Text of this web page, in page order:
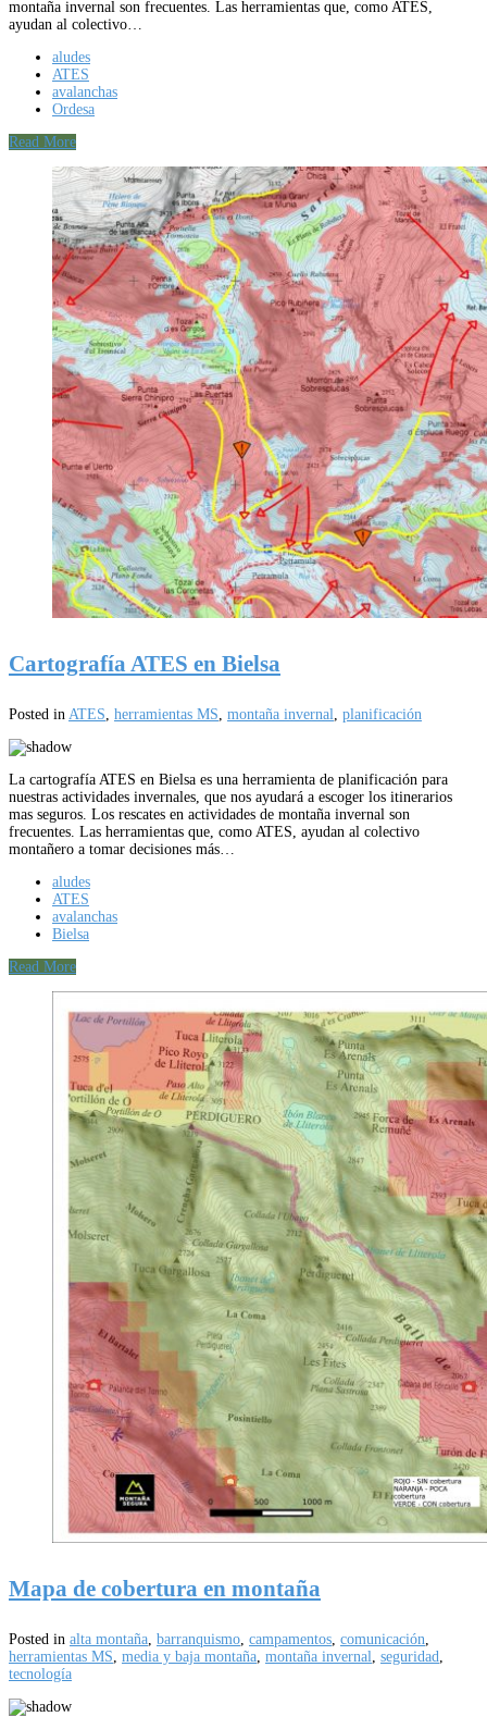
montaña invernal son frecuentes. Las herramientas que, como ATES,
ayudan al colectivo…
aludes
ATES
avalanchas
Ordesa
Read More
Cartografía ATES en Bielsa
Posted in ATES herramientas MS montaña invernal planificación
La cartografía ATES en Bielsa es una herramienta de planificación para
nuestras actividades invernales, que nos ayudará a escoger los itinerarios
mas seguros. Los rescates en actividades de montaña invernal son
frecuentes. Las herramientas que, como ATES, ayudan al colectivo
montañero a tomar decisiones más…
aludes
ATES
avalanchas
Bielsa
Read More
Mapa de cobertura en montaña
Posted in alta montaña barranquismo campamentos comunicación
herramientas MS media y baja montaña montaña invernal seguridad
tecnología